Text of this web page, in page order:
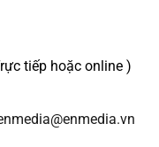
tiếp hoặc online )